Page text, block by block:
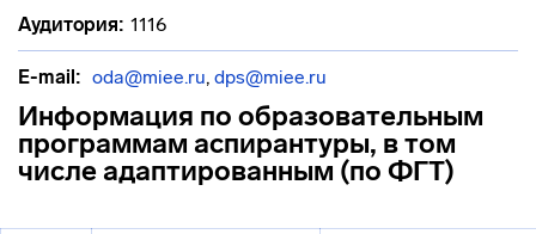
Аудитория: 1116
E-mail: oda@miee.ru, dps@miee.ru
Информация по образовательным
программам аспирантуры, в том
числе адаптированным (по ФГТ)